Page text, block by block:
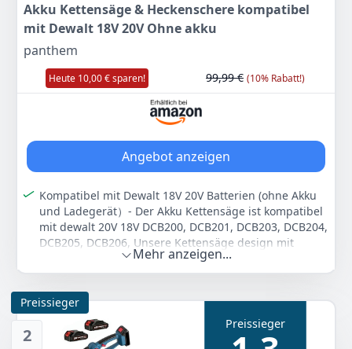
Akku Kettensäge & Heckenschere kompatibel
mit Dewalt 18V 20V Ohne akku
panthem
Heute 10,00 € sparen! 99,99 € (10% Rabatt!)
Angebot anzeigen
Kompatibel mit Dewalt 18V 20V Batterien (ohne Akku
und Ladegerät）- Der Akku Kettensäge ist kompatibel
mit dewalt 20V 18V DCB200, DCB201, DCB203, DCB204,
DCB205, DCB206, Unsere Kettensäge design mit
Überhitzung und Übertemperaturschutz sorge, für
eine wesentlich längere Akkulaufzeit
MEHR SICHERHEIT & - Die akku Mini Astsäge & akku
grassschere sind mit einem festen Sicherheitsschloss
dazwischen ausgestattet, 2 in1, Es kann auch als
kleine tragbare Handkettensäge, Ast säge elektrisch
Mehr anzeigen...
2
Preissieger
Preissieger